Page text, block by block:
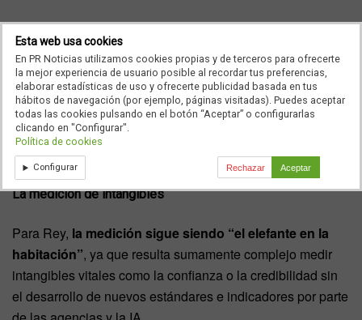
Jiménez planteó el debate sobre si la sostenibilidad se
está dejando de lado por cuestiones de oportunismo.
García Sagarzazu confirmó que, mediáticamente, la
información sobre sostenibilidad ha perdido parte de su
relevancia inicial frente a otras preocupaciones de la
sociedad, aunque para ciertas empresas siga siendo clave
en su ADN.
La medición de intangibles
Para Rey, la medición sigue siendo “el elefante en la
habitación”, ya que resulta sumamente complejo medir
intangibles vitales como la confianza o la credibilidad sin
el desarrollo de nuevos estándares e indicadores por parte
Esta web usa cookies
En PR Noticias utilizamos cookies propias y de terceros para ofrecerte
la mejor experiencia de usuario posible al recordar tus preferencias,
elaborar estadísticas de uso y ofrecerte publicidad basada en tus
hábitos de navegación (por ejemplo, páginas visitadas). Puedes aceptar
todas las cookies pulsando en el botón “Aceptar” o configurarlas
clicando en "Configurar".
Política de cookies
Configurar Rechazar Aceptar